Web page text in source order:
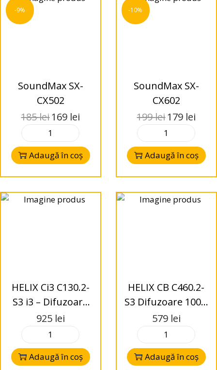
-9%
SoundMax SX-
CX502
185lei169 lei
Adaugă în coș
-10%
SoundMax SX-
CX602
199lei179 lei
Adaugă în coș
HELIX Ci3 C130.2-
S3 i3 – Difuzoare
Coaxial130mm – 3
Ohms
925 lei
Adaugă în coș
HELIX CB C460.2-
S3 Difuzoare 100 x
150 mm
579 lei
Adaugă în coș